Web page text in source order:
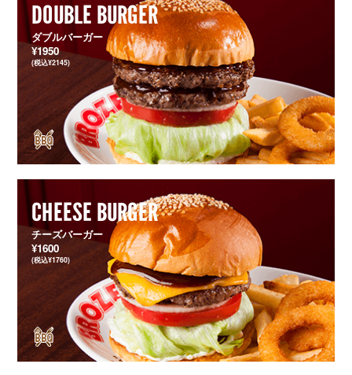
DOUBLE BURGER
ダブルバーガー
¥1950
(税込¥2145)
CHEESE BURGER
チーズバーガー
¥1600
(税込¥1760)